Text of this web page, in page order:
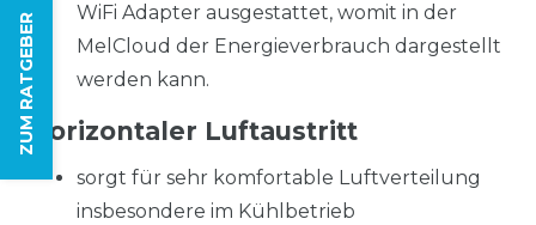
ZUM RATGEBER
WiFi Adapter ausgestattet, womit in der
MelCloud der Energieverbrauch dargestellt
werden kann.
Horizontaler Luftaustritt
sorgt für sehr komfortable Luftverteilung
insbesondere im Kühlbetrieb